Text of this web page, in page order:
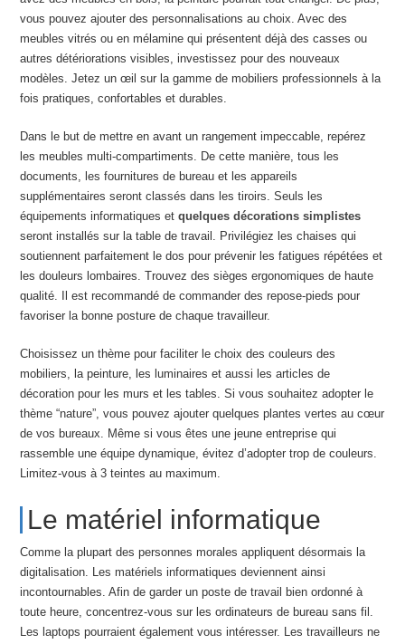
vous pouvez ajouter des personnalisations au choix. Avec des
meubles vitrés ou en mélamine qui présentent déjà des casses ou
autres détériorations visibles, investissez pour des nouveaux
modèles. Jetez un œil sur la gamme de mobiliers professionnels à la
fois pratiques, confortables et durables.
Dans le but de mettre en avant un rangement impeccable, repérez
les meubles multi-compartiments. De cette manière, tous les
documents, les fournitures de bureau et les appareils
supplémentaires seront classés dans les tiroirs. Seuls les
équipements informatiques etquelques décorations simplistes
seront installés sur la table de travail. Privilégiez les chaises qui
soutiennent parfaitement le dos pour prévenir les fatigues répétées et
les douleurs lombaires. Trouvez des sièges ergonomiques de haute
qualité. Il est recommandé de commander des repose-pieds pour
favoriser la bonne posture de chaque travailleur.
Choisissez un thème pour faciliter le choix des couleurs des
mobiliers, la peinture, les luminaires et aussi les articles de
décoration pour les murs et les tables. Si vous souhaitez adopter le
thème “nature”, vous pouvez ajouter quelques plantes vertes au cœur
de vos bureaux. Même si vous êtes une jeune entreprise qui
rassemble une équipe dynamique, évitez d’adopter trop de couleurs.
Limitez-vous à 3 teintes au maximum.
Le matériel informatique
Comme la plupart des personnes morales appliquent désormais la
digitalisation. Les matériels informatiques deviennent ainsi
incontournables. Afin de garder un poste de travail bien ordonné à
toute heure, concentrez-vous sur les ordinateurs de bureau sans fil.
Les laptops pourraient également vous intéresser. Les travailleurs ne